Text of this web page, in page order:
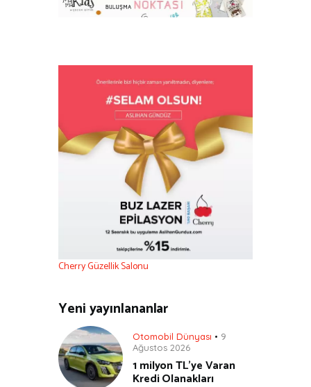
Cherry Güzellik Salonu
Yeni yayınlananlar
Otomobil Dünyası
9
Ağustos 2026
1 milyon TL’ye Varan
Kredi Olanakları